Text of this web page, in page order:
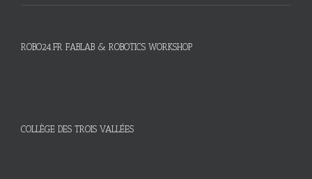
ROBO24.FR FABLAB & ROBOTICS WORKSHOP
COLLÈGE DES TROIS VALLÉES